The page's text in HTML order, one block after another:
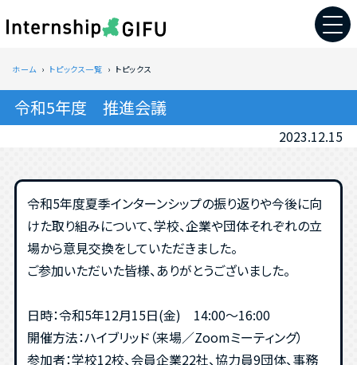
ホーム トピックス一覧 トピックス
令和5年度 推進会議
2023.12.15
令和5年度夏季インターンシップの振り返りや今後に向
けた取り組みについて、学校、企業や団体それぞれの立
場から意見交換をしていただきました。
ご参加いただいた皆様、ありがとうございました。
日時：令和5年12月15日(金) 14:00～16:00
開催方法：ハイブリッド（来場／Zoomミーティング）
参加者：学校12校、会員企業22社、協力員9団体、事務